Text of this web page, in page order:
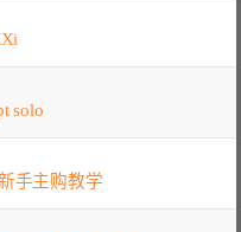
solo
手主购教学